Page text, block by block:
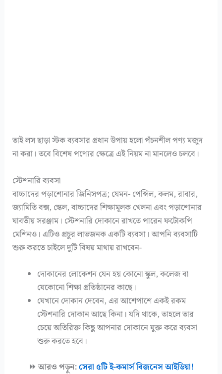
তাই লস ছাড়া স্টক ব্যবসার প্রধান উপায় হলো পঁচনশীল পণ্য মজুদ
না করা। তবে বিশেষ পণ্যের ক্ষেত্রে এই নিয়ম না মানলেও চলবে।
স্টেশনারি ব্যবসা
বাচ্চাদের পড়াশোনার জিনিসপত্র; যেমন- পেন্সিল, কলম, রাবার,
জ্যামিতি বক্স, স্কেল, বাচ্চাদের শিক্ষামূলক খেলনা এবং পড়াশোনার
যাবতীয় সরঞ্জাম। স্টেশনারি দোকানে রাখতে পারেন ফটোকপি
মেশিনও। এটিও প্রচুর লাভজনক একটি ব্যবসা। আপনি ব্যবসাটি
শুরু করতে চাইলে দুটি বিষয় মাথায় রাখবেন-
দোকানের লোকেশন যেন হয় কোনো স্কুল, কলেজ বা
যেকোনো শিক্ষা প্রতিষ্ঠানের কাছে।
যেখানে দোকান দেবেন, এর আশেপাশে একই রকম
স্টেশনারি দোকান আছে কিনা। যদি থাকে, তাহলে তার
চেয়ে অতিরিক্ত কিছু আপনার দোকানে যুক্ত করে ব্যবসা
শুরু করতে হবে।
⏩ আরও পড়ুন:সেরা ৫টি ই-কমার্স বিজনেস আইডিয়া!